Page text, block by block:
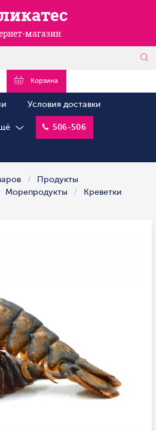
магазин
Корзина
Условия доставки
506-506
Продукты
Морепродукты Креветки